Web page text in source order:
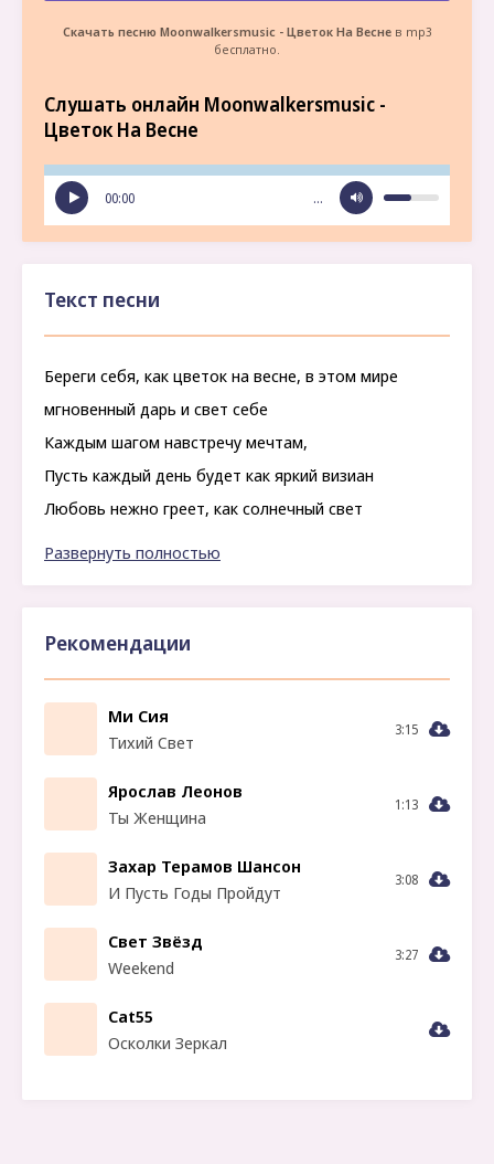
Скачать песню Moonwalkersmusic - Цветок На Веснев mp3
бесплатно.
Слушать онлайн Moonwalkersmusic -
Цветок На Весне
00:00 …
Текст песни
Береги себя, как цветок на весне, в этом мире
мгновенный дарь и свет себе
Каждым шагом навстречу мечтам,
Пусть каждый день будет как яркий визиан
Любовь нежно греет, как солнечный свет
Развернуть полностью
Рекомендации
Ми Сия
Тихий Свет
3:15
Ярослав Леонов
Ты Женщина
1:13
Захар Терамов Шансон
И Пусть Годы Пройдут
3:08
Свет Звёзд
Weekend
3:27
Cat55
Осколки Зеркал